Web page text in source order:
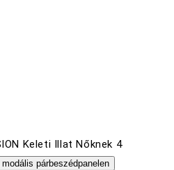
párbeszédpanelen